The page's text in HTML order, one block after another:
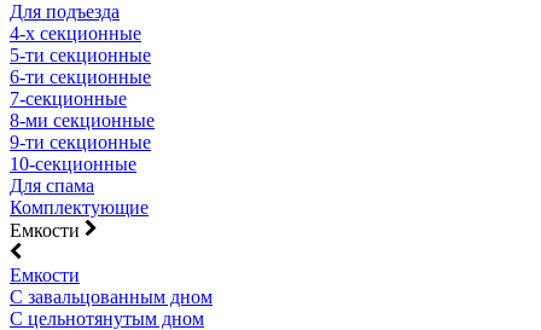
Для подъезда
4-х секционные
5-ти секционные
6-ти секционные
7-секционные
8-ми секционные
9-ти секционные
10-секционные
Для спама
Комплектующие
Емкости
Емкости
С завальцованным дном
С цельнотянутым дном